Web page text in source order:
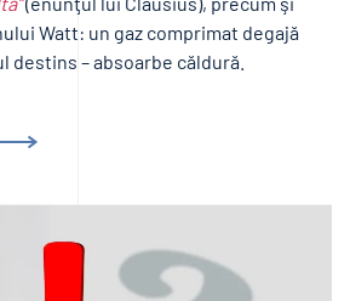
Watt: un gaz comprimat degajă
destins – absoarbe căldură.